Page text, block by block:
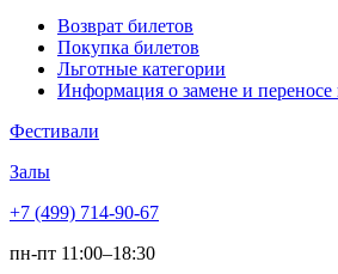
Возврат билетов
Покупка билетов
Льготные категории
Информация о замене и переносе
Фестивали
Залы
+7 (499) 714-90-67
пн-пт 11:00–18:30